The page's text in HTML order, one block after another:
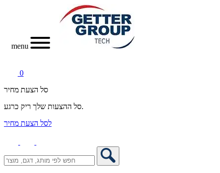
menu
0
סל הצעת מחיר
סל ההצעות שלך ריק כרגע.
לסל הצעת מחיר